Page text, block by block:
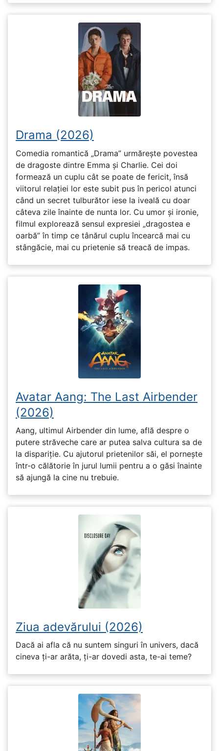
Drama (2026)
Comedia romantică „Drama” urmărește povestea
de dragoste dintre Emma și Charlie. Cei doi
formează un cuplu cât se poate de fericit, însă
viitorul relației lor este subit pus în pericol atunci
când un secret tulburător iese la iveală cu doar
câteva zile înainte de nunta lor. Cu umor și ironie,
filmul explorează sensul expresiei „dragostea e
oarbă” în timp ce tânărul cuplu încearcă mai cu
stângăcie, mai cu prietenie să treacă de impas.
Avatar Aang: The Last Airbender
(2026)
Aang, ultimul Airbender din lume, află despre o
putere străveche care ar putea salva cultura sa de
la dispariție. Cu ajutorul prietenilor săi, el pornește
într-o călătorie în jurul lumii pentru a o găsi înainte
să ajungă la cine nu trebuie.
Ziua adevărului (2026)
Dacă ai afla că nu suntem singuri în univers, dacă
cineva ți-ar arăta, ți-ar dovedi asta, te-ai teme?